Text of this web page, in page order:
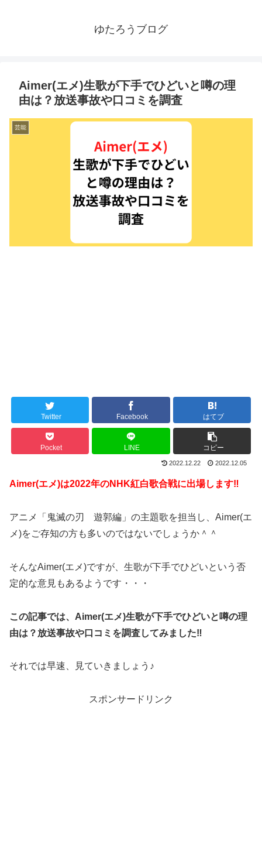
ゆたろうブログ
Aimer(エメ)生歌が下手でひどいと噂の理
由は？放送事故や口コミを調査
芸能
Twitter Facebook はてブ
Pocket LINE コピー
2022.12.22 2022.12.05
Aimer(エメ)は2022年のNHK紅白歌合戦に出場します‼︎
アニメ「鬼滅の刃 遊郭編」の主題歌を担当し、Aimer(エ
メ)をご存知の方も多いのではないでしょうか＾＾
そんなAimer(エメ)ですが、生歌が下手でひどいという否
定的な意見もあるようです・・・
この記事では、Aimer(エメ)生歌が下手でひどいと噂の理
由は？放送事故や口コミを調査してみました‼︎
それでは早速、見ていきましょう♪
スポンサードリンク